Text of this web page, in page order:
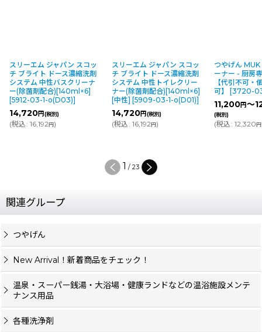
スリーエム ジャパン スコッ
チ ブライト ドース濃縮洗剤
システム 中性バスクリーナ
ー(除菌剤配合)[140ml×6]
[5912-03-1-o(D03)]
14,720円(税別)
(税込: 16,192円)
スリーエム ジャパン スコッ
チ ブライト ドース濃縮洗剤
システム 中性トイレクリー
ナー(除菌剤配合)[140ml×6]
[中性] [5909-03-1-o(D01)]
14,720円(税別)
(税込: 16,192円)
つやげん
ーナー - 厨房
【代引不可・
可】
[3720-
11,200円～
(税別)
(税込: 12,320円
1 / 23
関連グループ
つやげん
New Arrival！新着商品をチェック！
温泉・スーパー銭湯・大浴場・健康ランドなどの温浴施設メンテ
ナンス用品
各種洗浄剤